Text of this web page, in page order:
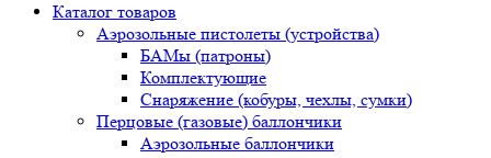
Каталог товаров
Аэрозольные пистолеты (устройства)
БАМы (патроны)
Комплектующие
Снаряжение (кобуры, чехлы, сумки)
Перцовые (газовые) баллончики
Аэрозольные баллончики